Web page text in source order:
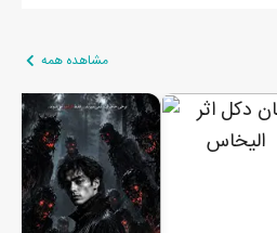
مشاهده همه